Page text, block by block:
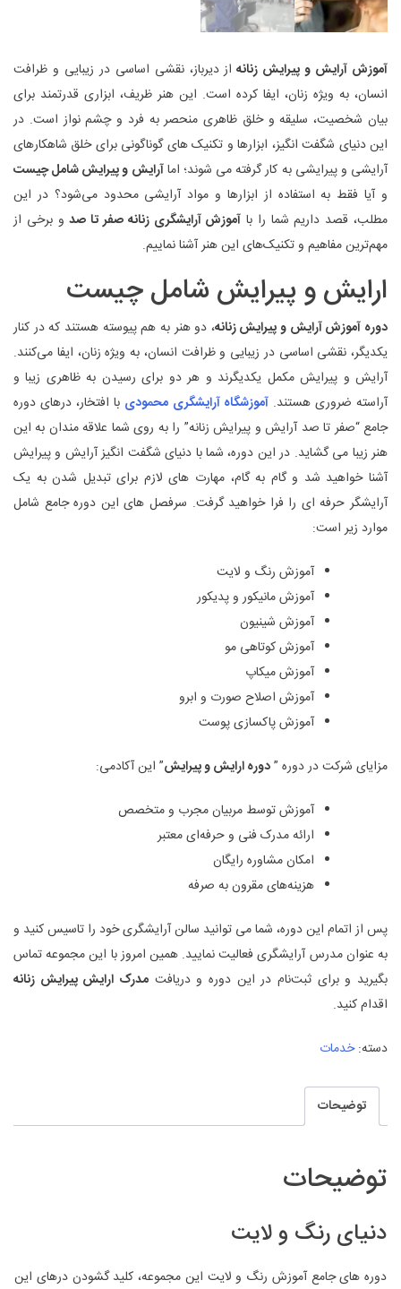
آموزش آرایش و پیرایش زنانه از دیرباز، نقشی اساسی در زیبایی و ظرافت
انسان، به ویژه زنان، ایفا کرده است. این هنر ظریف، ابزاری قدرتمند برای
بیان شخصیت، سلیقه و خلق ظاهری منحصر به فرد و چشم ‌نواز است. در
این دنیای شگفت ‌انگیز، ابزارها و تکنیک ‌های گوناگونی برای خلق شاهکارهای
آرایشی و پیرایشی به کار گرفته می ‌شوند؛ اماآرایش و پیرایش شامل چیست
و آیا فقط به استفاده از ابزارها و مواد آرایشی محدود می‌شود؟ در این
مطلب، قصد داریم شما را با آموزش آرایشگری زنانه صفر تا صدو برخی از
مهم‌ترین مفاهیم و تکنیک‌های این هنر آشنا نماییم.
ارایش و پیرایش شامل چیست
دوره آموزش آرایش و پیرایش زنانه، دو هنر به هم پیوسته هستند که در کنار
یکدیگر، نقشی اساسی در زیبایی و ظرافت انسان، به ویژه زنان، ایفا می‌کنند.
آرایش و پیرایش مکمل یکدیگرند و هر دو برای رسیدن به ظاهری زیبا و
آراسته ضروری هستند.آموزشگاه آرایشگری محمودی با افتخار، درهای دوره
جامع “صفر تا صد آرایش و پیرایش زنانه” را به روی شما علاقه‌ مندان به این
هنر زیبا می‌ گشاید. در این دوره، شما با دنیای شگفت‌ انگیز آرایش و پیرایش
آشنا خواهید شد و گام به گام، مهارت ‌های لازم برای تبدیل شدن به یک
آرایشگر حرفه ‌ای را فرا خواهید گرفت. سرفصل ‌های این دوره جامع شامل
موارد زیر است:
آموزش رنگ و لایت
آموزش مانیکور و پدیکور
آموزش شینیون
آموزش کوتاهی مو
آموزش میکاپ
آموزش اصلاح صورت و ابرو
آموزش پاکسازی پوست
مزایای شرکت در دوره ”دوره ارایش و پیرایش” این آکادمی:
آموزش توسط مربیان مجرب و متخصص
ارائه مدرک فنی و حرفه‌ای معتبر
امکان مشاوره رایگان
هزینه‌های مقرون به صرفه
پس از اتمام این دوره، شما می توانید سالن آرایشگری خود را تاسیس کنید و
به عنوان مدرس آرایشگری فعالیت نمایید. همین امروز با این مجموعه تماس
بگیرید و برای ثبت‌نام در این دوره و دریافت مدرک ارایش پیرایش زنانه
اقدام کنید.
دسته:خدمات
توضیحات
توضیحات
دنیای رنگ و لایت
دوره‌ های جامع آموزش رنگ و لایت این مجموعه، کلید گشودن درهای این